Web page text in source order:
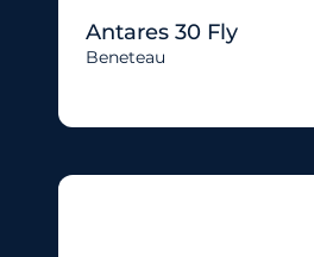
Antares 30 Fly
Beneteau